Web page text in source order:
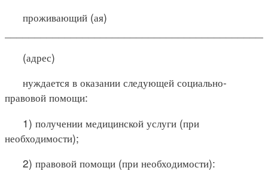
проживающий (ая)
(адрес)
нуждается в оказании следующей социально-
правовой помощи:
1) получении медицинской услуги (при
необходимости);
2) правовой помощи (при необходимости):